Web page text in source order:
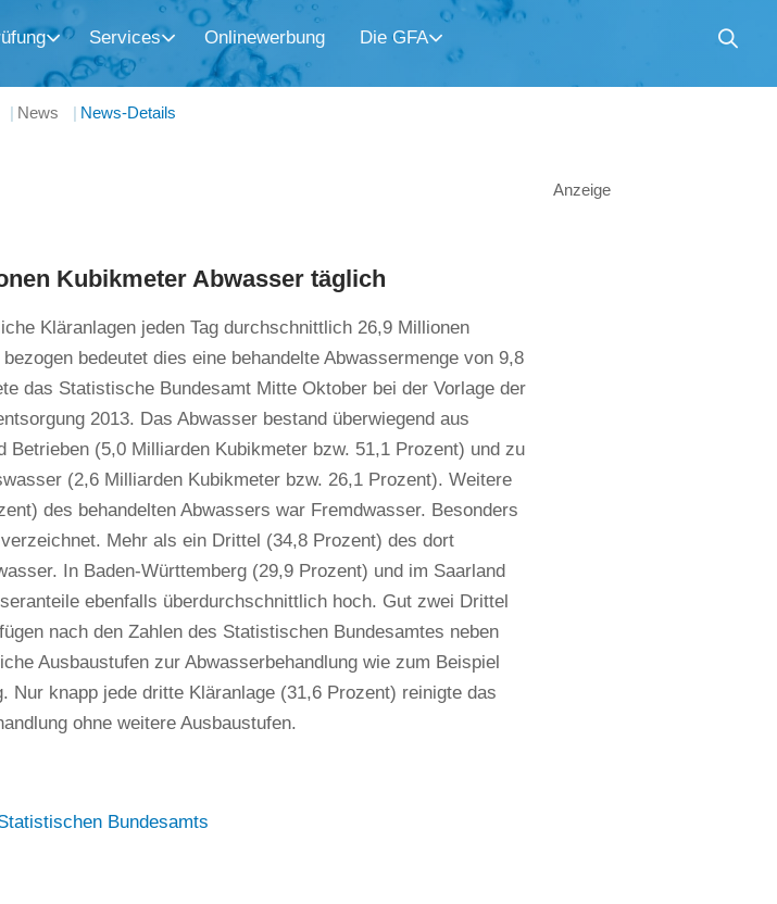
Services Onlinewerbung Die GFA
News News-Details
Kubikmeter Abwasser täglich
Kläranlagen jeden Tag durchschnittlich 26,9 Millionen
bedeutet dies eine behandelte Abwassermenge von 9,8
das Statistische Bundesamt Mitte Oktober bei der Vorlage der
2013. Das Abwasser bestand überwiegend aus
Betrieben (5,0 Milliarden Kubikmeter bzw. 51,1 Prozent) und zu
(2,6 Milliarden Kubikmeter bzw. 26,1 Prozent). Weitere
des behandelten Abwassers war Fremdwasser. Besonders
Mehr als ein Drittel (34,8 Prozent) des dort
In Baden-Württemberg (29,9 Prozent) und im Saarland
ebenfalls überdurchschnittlich hoch. Gut zwei Drittel
nach den Zahlen des Statistischen Bundesamtes neben
Ausbaustufen zur Abwasserbehandlung wie zum Beispiel
Nur knapp jede dritte Kläranlage (31,6 Prozent) reinigte das
ohne weitere Ausbaustufen.
Bundesamts
Anzeige